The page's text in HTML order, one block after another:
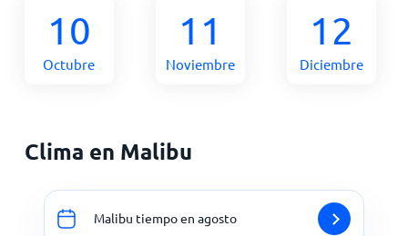
10
Octubre
11
Noviembre
12
Diciembre
Clima en Malibu
Malibu tiempo en agosto